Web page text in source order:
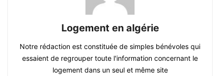
Logement en algérie
Notre rédaction est constituée de simples bénévoles qui
essaient de regrouper toute l'information concernant le
logement dans un seul et même site